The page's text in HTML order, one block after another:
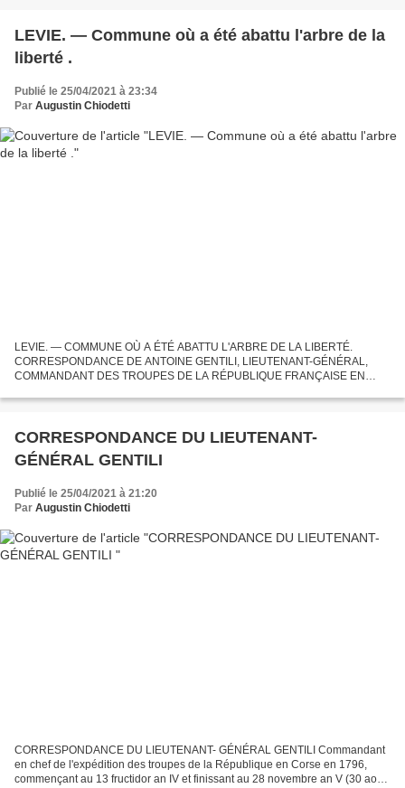
LEVIE. — Commune où a été abattu l'arbre de la
liberté .
Publié le 25/04/2021 à 23:34
Par Augustin Chiodetti
LEVIE. — COMMUNE OÙ A ÉTÉ ABATTU L'ARBRE DE LA LIBERTÉ.
CORRESPONDANCE DE ANTOINE GENTILI, LIEUTENANT-GÉNÉRAL,
COMMANDANT DES TROUPES DE LA RÉPUBLIQUE FRANÇAISE EN
Liamone. Bastia, le 16...
CORRESPONDANCE DU LIEUTENANT-
GÉNÉRAL GENTILI
Publié le 25/04/2021 à 21:20
Par Augustin Chiodetti
CORRESPONDANCE DU LIEUTENANT- GÉNÉRAL GENTILI Commandant
en chef de l'expédition des troupes de la République en Corse en 1796,
commençant au 13 fructidor an IV et finissant au 28 novembre an V (30 août